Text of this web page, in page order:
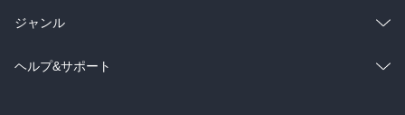
BL・TL
雑誌・グラビア
BL・TL
ラノベ
雑誌・グラビア
総合
ラノベ
ジャンル
コミック
ヘルプ&サポート